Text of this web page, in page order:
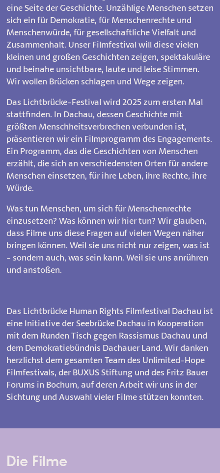
eine Seite der Geschichte. Unzählige Menschen setzen
sich ein für Demokratie, für Menschenrechte und
Menschenwürde, für gesellschaftliche Vielfalt und
Zusammenhalt. Unser Filmfestival will diese vielen
kleinen und großen Geschichten zeigen, spektakuläre
und beinahe unsichtbare, laute und leise Stimmen.
Wir wollen Brücken schlagen und Wege zeigen.
Das Lichtbrücke-Festival wird 2025 zum ersten Mal
stattfinden. In Dachau, dessen Geschichte mit
größten Menschheitsverbrechen verbunden ist,
präsentieren wir ein Filmprogramm des Engagements.
Ein Programm, das die Geschichten von Menschen
erzählt, die sich an verschiedensten Orten für andere
Menschen einsetzen, für ihre Leben, ihre Rechte, ihre
Würde.
Was tun Menschen, um sich für Menschenrechte
einzusetzen? Was können wir hier tun? Wir glauben,
dass Filme uns diese Fragen auf vielen Wegen näher
bringen können. Weil sie uns nicht nur zeigen, was ist
- sondern auch, was sein kann. Weil sie uns anrühren
und anstoßen.
Das Lichtbrücke Human Rights Filmfestival Dachau ist
eine Initiative der Seebrücke Dachau in Kooperation
mit dem Runden Tisch gegen Rassismus Dachau und
dem Demokratiebündnis Dachauer Land. Wir danken
herzlichst dem gesamten Team des Unlimited-Hope
Filmfestivals, der BUXUS Stiftung und des Fritz Bauer
Forums in Bochum, auf deren Arbeit wir uns in der
Sichtung und Auswahl vieler Filme stützen konnten.
Die Filme